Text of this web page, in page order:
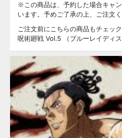
※この商品は、予約した場合キャ
います。予めご了承の上、ご注文く
ご注文前にこちらの商品もチェック
呪術廻戦 Vol.5 （ブルーレイディス